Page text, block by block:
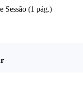
Sessão (1 pág.)